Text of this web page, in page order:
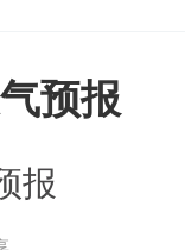
预报
报​